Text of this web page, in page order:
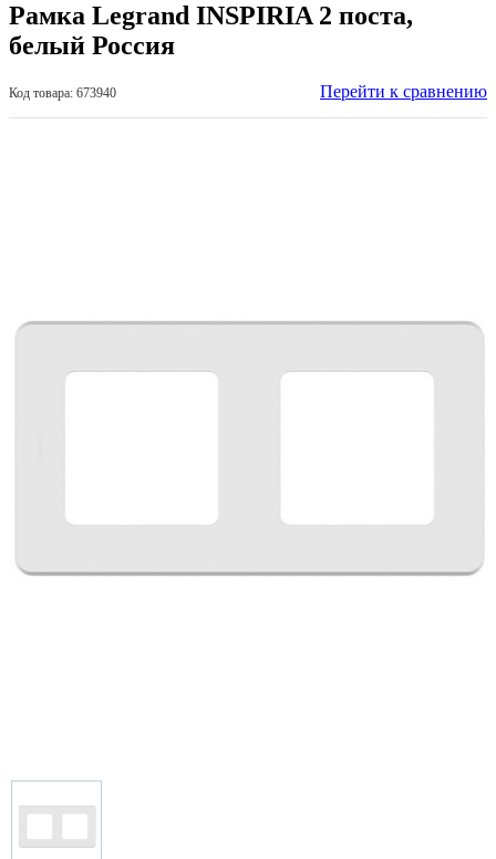
Рамка Legrand INSPIRIA 2 поста,
белый Россия
Код товара: 673940 Перейти к сравнению